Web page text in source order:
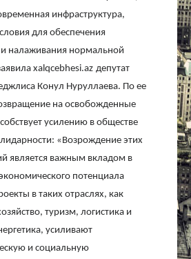
инфраструктура,
для обеспечения
и налаживания нормальной
xalqcebhesi.az депутат
Конул Нуруллаева. По ее
на освобожденные
усилению в обществе
«Возрождение этих
является важным вкладом в
потенциала
в таких отраслях, как
туризм, логистика и
усиливают
и социальную